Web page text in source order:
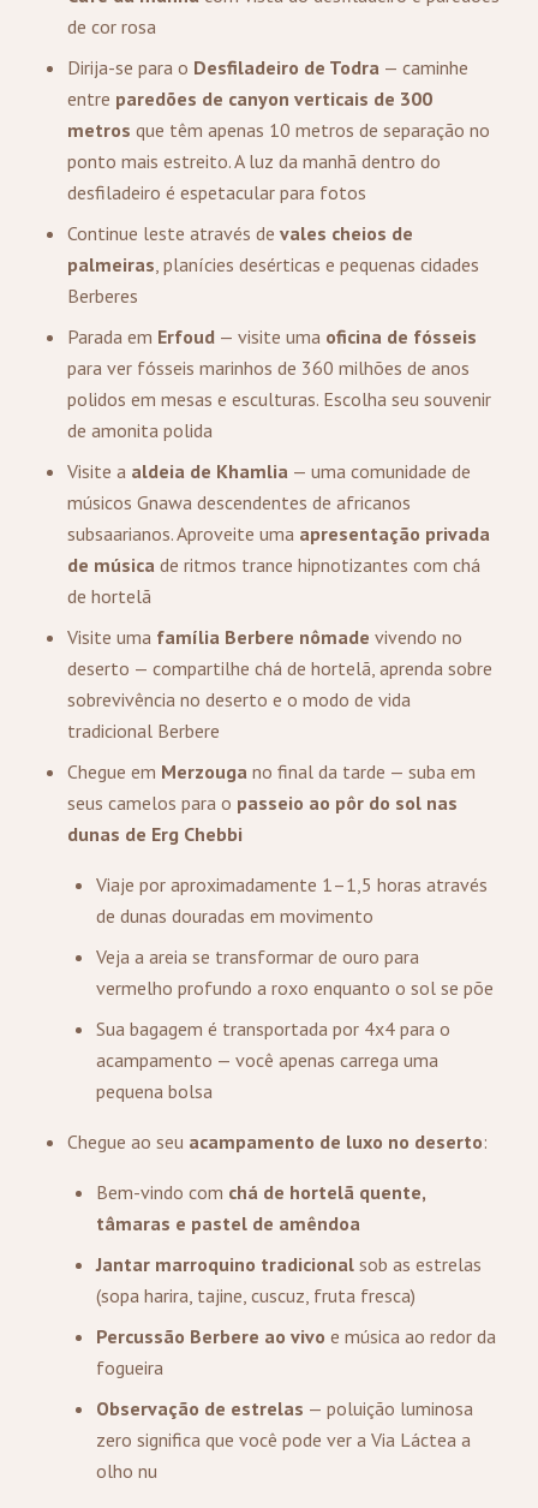
de cor rosa
Dirija-se para o Desfiladeiro de Todra — caminhe
entre paredões de canyon verticais de 300
metros que têm apenas 10 metros de separação no
ponto mais estreito. A luz da manhã dentro do
desfiladeiro é espetacular para fotos
Continue leste através de vales cheios de
palmeiras, planícies desérticas e pequenas cidades
Berberes
Parada em Erfoud — visite uma oficina de fósseis
para ver fósseis marinhos de 360 milhões de anos
polidos em mesas e esculturas. Escolha seu souvenir
de amonita polida
Visite a aldeia de Khamlia — uma comunidade de
músicos Gnawa descendentes de africanos
subsaarianos. Aproveite uma apresentação privada
de música de ritmos trance hipnotizantes com chá
de hortelã
Visite uma família Berbere nômade vivendo no
deserto — compartilhe chá de hortelã, aprenda sobre
sobrevivência no deserto e o modo de vida
tradicional Berbere
Chegue em Merzouga no final da tarde — suba em
seus camelos para o passeio ao pôr do sol nas
dunas de Erg Chebbi
Viaje por aproximadamente 1–1,5 horas através
de dunas douradas em movimento
Veja a areia se transformar de ouro para
vermelho profundo a roxo enquanto o sol se põe
Sua bagagem é transportada por 4x4 para o
acampamento — você apenas carrega uma
pequena bolsa
Chegue ao seu acampamento de luxo no deserto:
Bem-vindo com chá de hortelã quente,
tâmaras e pastel de amêndoa
Jantar marroquino tradicional sob as estrelas
(sopa harira, tajine, cuscuz, fruta fresca)
Percussão Berbere ao vivo e música ao redor da
fogueira
Observação de estrelas — poluição luminosa
zero significa que você pode ver a Via Láctea a
olho nu